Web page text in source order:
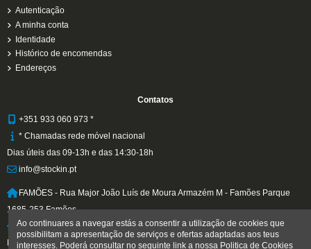
Autenticação
A minha conta
Identidade
Histórico de encomendas
Endereços
Contatos
+351 933 060 973 *
* Chamadas rede móvel nacional
Dias úteis das 09-13h e das 14:30-18h
info@stockin.pt
FAMÕES - Rua Major João Luís de Moura Armazém M - Famões Parque
1685-253 Famões
MATOSINHOS (Ponto de Recolha Norte) Rua Cruz de Pau nº 20 4450-104
Matosinhos
Ao continuares a navegar estás a consentir a utilização de cookies que
possibilitam a apresentação de serviços e ofertas adaptadas aos teus
interesses. Poderá consultar no seguinte link a nossa Politica de Cookies